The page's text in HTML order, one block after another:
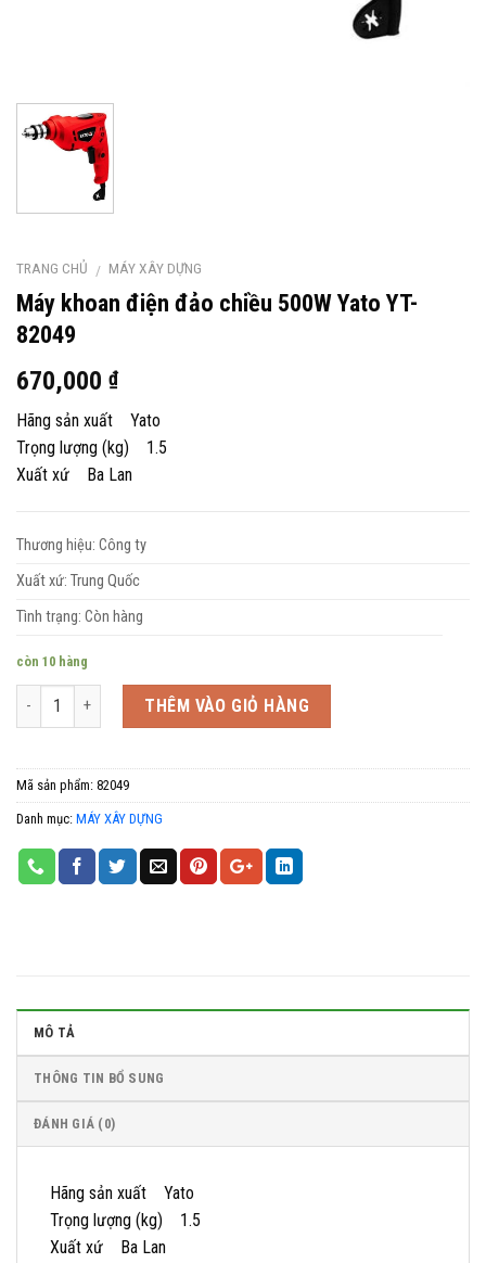
TRANG CHỦ / MÁY XÂY DỰNG
Máy khoan điện đảo chiều 500W Yato YT-
82049
670,000 ₫
Hãng sản xuất Yato
Trọng lượng (kg) 1.5
Xuất xứ Ba Lan
Thương hiệu: Công ty
Xuất xứ: Trung Quốc
Tình trạng: Còn hàng
còn 10 hàng
Số lượng THÊM VÀO GIỎ HÀNG
Mã sản phẩm: 82049
Danh mục: MÁY XÂY DỰNG
MÔ TẢ
THÔNG TIN BỔ SUNG
ĐÁNH GIÁ (0)
Hãng sản xuất Yato
Trọng lượng (kg) 1.5
Xuất xứ Ba Lan